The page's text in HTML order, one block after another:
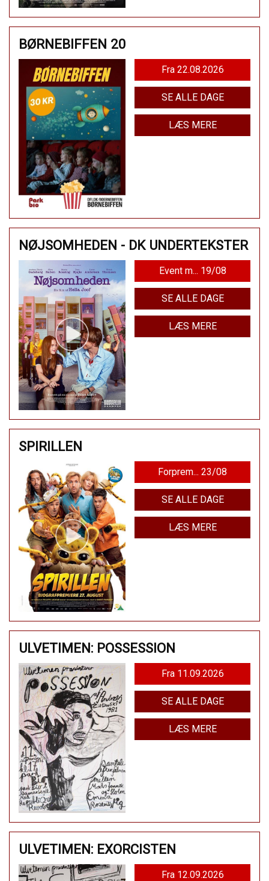
BØRNEBIFFEN 20
Fra 22.08.2026
SE ALLE DAGE
LÆS MERE
NØJSOMHEDEN - DK UNDERTEKSTER
Event m... 19/08
SE ALLE DAGE
LÆS MERE
SPIRILLEN
Forprem... 23/08
SE ALLE DAGE
LÆS MERE
ULVETIMEN: POSSESSION
Fra 11.09.2026
SE ALLE DAGE
LÆS MERE
ULVETIMEN: EXORCISTEN
Fra 12.09.2026